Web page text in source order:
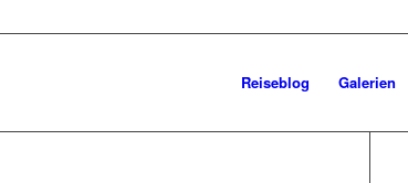
Reiseblog Galerien